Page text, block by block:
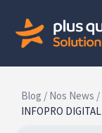
Blog / Nos News /
INFOPRO DIGITAL